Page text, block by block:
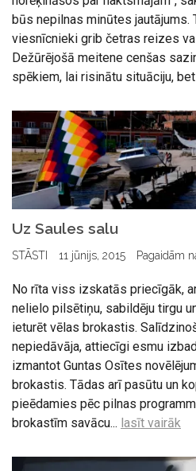
būs nepilnas minūtes jautājums.
viesnīcnieki grib četras reizes
Dežūrējošā meitene cenšas
spēkiem, lai risinātu situāciju,
Uz Saules salu
STĀSTI 11 jūnijs, 2015 Pagaidām
No rīta viss izskatās priecīgāk,
nelielo pilsētiņu, sabildēju tirgu
ieturēt vēlas brokastis.
nepiedāvāja, attiecīgi esmu
izmantot Guntas Osītes
brokastis. Tādas arī pasūtu un
pieēdamies pēc pilnas
brokastīm savācu... lasīt vairāk